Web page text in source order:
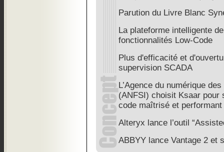
Parution du Livre Blanc
La plateforme intelligente
fonctionnalités Low-Code
Plus d'efficacité et
supervision SCADA
L’Agence du numérique
(ANFSI) choisit Ksaar
code maîtrisé et performant
Alteryx lance l’outil
ABBYY lance Vantage 2 et